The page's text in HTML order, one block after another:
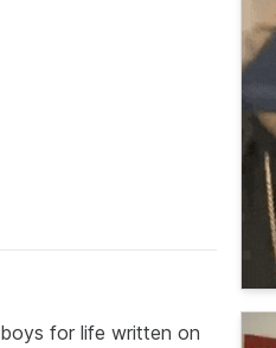
for life written on